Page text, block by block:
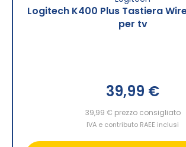
Logitech K400 Plus Tastiera
per tv
39,99 €
39,99 € prezzo consigliato
IVA e contributo RAEE inclusi